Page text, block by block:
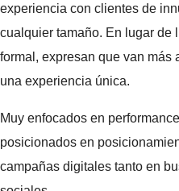
experiencia con clientes de
cualquier tamaño. En lugar de
formal, expresan que van más
una experiencia única.
Muy enfocados en
posicionados en
campañas digitales tanto en